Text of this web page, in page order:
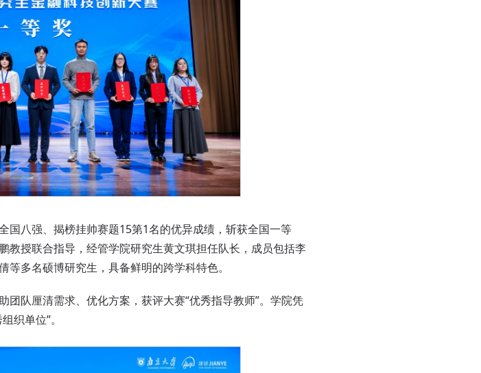
八强、揭榜挂帅赛题15第1名的优异成绩，斩获全国一等
教授联合指导，经管学院研究生黄文琪担任队长，成员包括李
多名硕博研究生，具备鲜明的跨学科特色。
队厘清需求、优化方案，获评大赛“优秀指导教师”。学院凭
织单位”。